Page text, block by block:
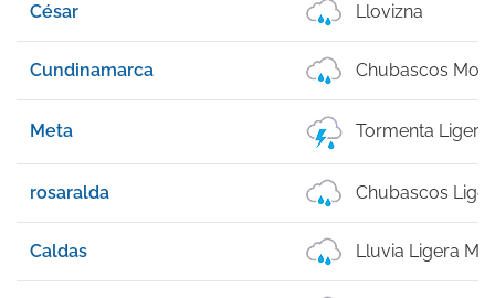
César Llovizna
Cundinamarca Chubascos
Meta Tormenta Ligera
rosaralda Chubascos
Caldas Lluvia Ligera